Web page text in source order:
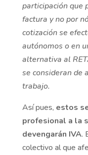
participación que
factura y no por
cotización se
autónomos o en
alternativa al
se consideran de
trabajo.
Así pues, estos
profesional a la
devengarán IVA.
colectivo al que